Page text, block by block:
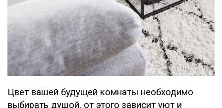
Цвет вашей будущей комнаты необходимо
выбирать душой, от этого зависит уют и